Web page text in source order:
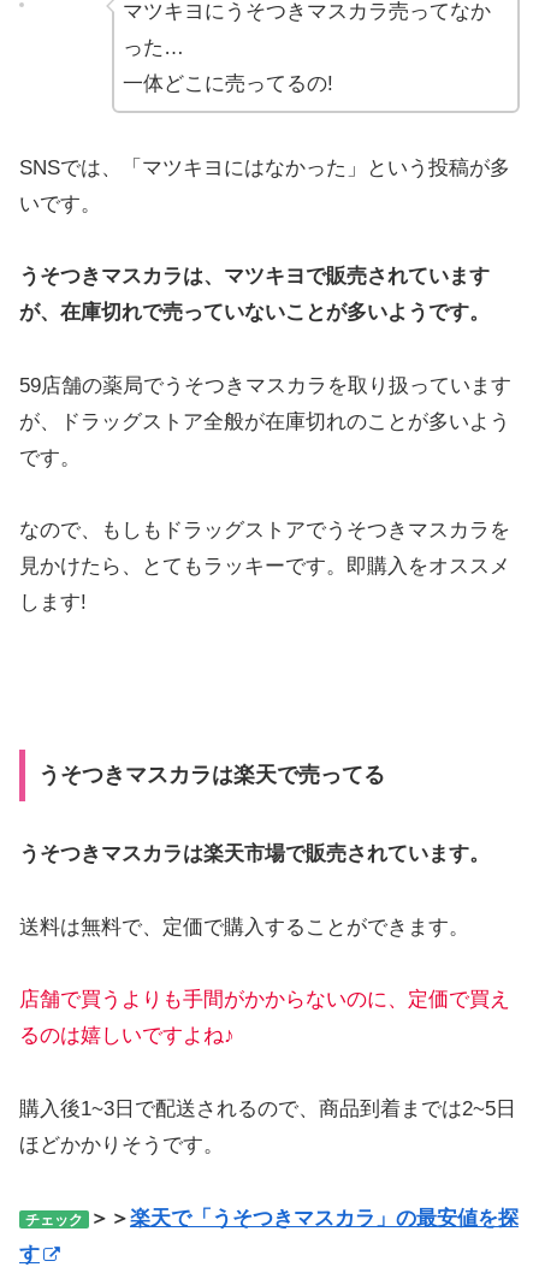
マツキヨにうそつきマスカラ売ってなか
った…
一体どこに売ってるの!
SNSでは、「マツキヨにはなかった」という投稿が多
いです。
うそつきマスカラは、マツキヨで販売されています
が、在庫切れで売っていないことが多いようです。
59店舗の薬局でうそつきマスカラを取り扱っています
が、ドラッグストア全般が在庫切れのことが多いよう
です。
なので、もしもドラッグストアでうそつきマスカラを
見かけたら、とてもラッキーです。即購入をオススメ
します!
うそつきマスカラは楽天で売ってる
うそつきマスカラは楽天市場で販売されています。
送料は無料で、定価で購入することができます。
店舗で買うよりも手間がかからないのに、定価で買え
るのは嬉しいですよね♪
購入後1~3日で配送されるので、商品到着までは2~5日
ほどかかりそうです。
チェック ＞＞楽天で「うそつきマスカラ」の最安値を探
す